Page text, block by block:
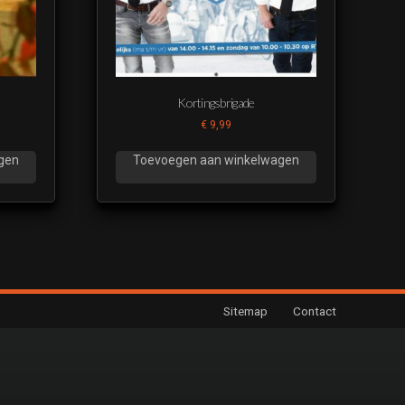
Kortingsbrigade
€9,99
Toevoegen aan winkelwagen
Sitemap Contact